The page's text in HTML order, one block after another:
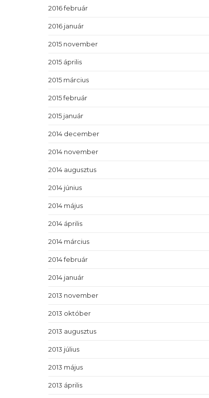
2016 február
2016 január
2015 november
2015 április
2015 március
2015 február
2015 január
2014 december
2014 november
2014 augusztus
2014 június
2014 május
2014 április
2014 március
2014 február
2014 január
2013 november
2013 október
2013 augusztus
2013 július
2013 május
2013 április